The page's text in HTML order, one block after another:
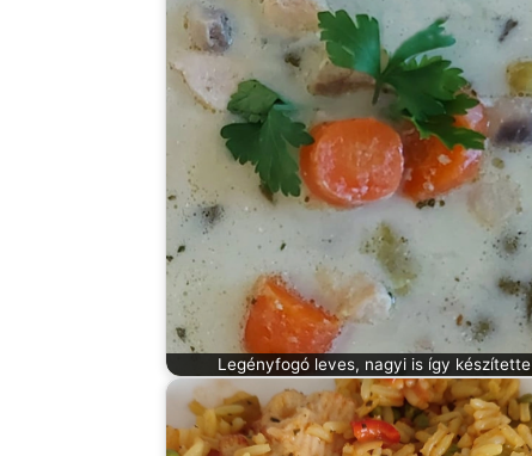
Legényfogó leves, nagyi is így készítette